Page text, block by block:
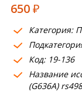
Получить
Пациентам
О компании
Где сдать
650₽
Категория:
Код: 19-136
Название
(G636A)